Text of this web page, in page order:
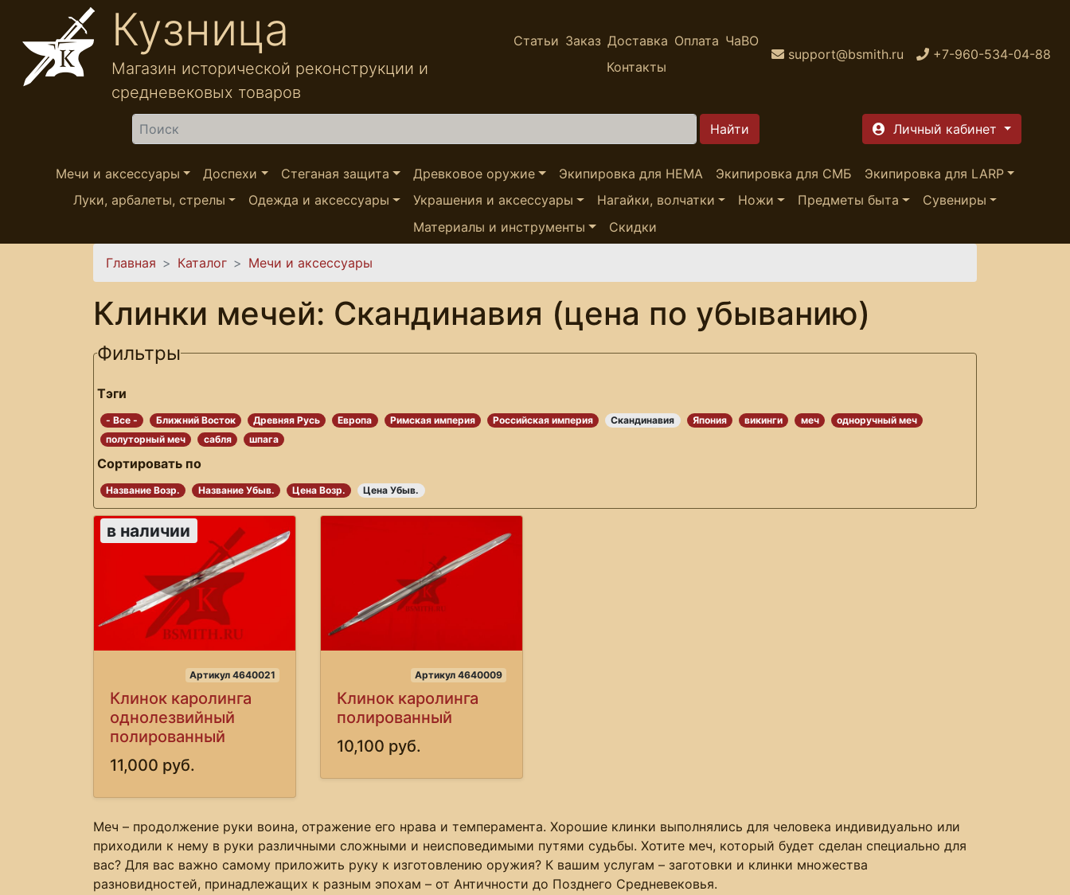
Перейти к основному содержанию
Кузница
Магазин исторической реконструкции и
средневековых товаров
Статьи Заказ Доставка Оплата ЧаВО
Контакты
support@bsmith.ru +7-960-534-04-88
Найти Личный кабинет
Мечи и аксессуары Доспехи Стеганая защита Древковое оружие Экипировка для HEMA Экипировка для СМБ
Экипировка для LARP
Луки, арбалеты, стрелы
Одежда и аксессуары Украшения и аксессуары Нагайки, волчатки Ножи Предметы быта
Сувениры
Материалы и инструменты
Скидки
Вы здесь
Главная Каталог Мечи и аксессуары
Клинки мечей: Скандинавия (цена по убыванию)
Фильтры
Тэги
- Все - Ближний Восток Древняя Русь Европа Римская империя Российская империя Скандинавия Япония викинги меч
одноручный меч
полуторный меч
сабля шпага
Сортировать по
Название Возр. Название Убыв. Цена Возр. Цена Убыв.
в наличии
Артикул 4640021
Клинок каролинга
однолезвийный
полированный
11,000 руб.
Артикул 4640009
Клинок каролинга
полированный
10,100 руб.
Меч – продолжение руки воина, отражение его нрава и темперамента. Хорошие клинки выполнялись для человека индивидуально или
приходили к нему в руки различными сложными и неисповедимыми путями судьбы. Хотите меч, который будет сделан специально для
вас? Для вас важно самому приложить руку к изготовлению оружия? К вашим услугам – заготовки и клинки множества
разновидностей, принадлежащих к разным эпохам – от Античности до Позднего Средневековья.